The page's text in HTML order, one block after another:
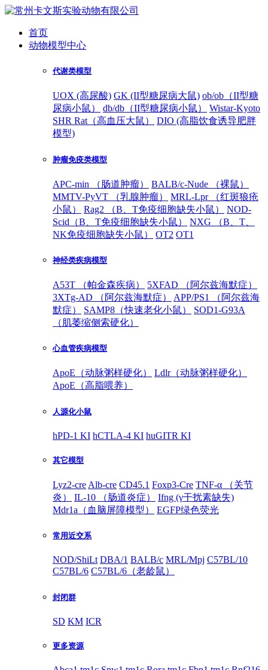
首页
动物模型中心
代谢类模型
UOX (高尿酸) GK (II型糖尿病大鼠) ob/ob（II型糖
尿病小鼠）
db/db（II型糖尿病小鼠）
Wistar-Kyoto
SHR Rat（高血压大鼠）
DIO (高脂饮食诱导肥胖
模型)
肿瘤免疫类模型
APC-min （肠道肿瘤）
BALB/c-Nude （裸鼠）
MMTV-PyVT （乳腺肿瘤）
MRL-Lpr （红斑狼疮
小鼠）
Rag2 （B、T免疫细胞缺失小鼠）
NOD-
Scid（B、T免疫细胞缺失小鼠）
NXG （B、T、
NK免疫细胞缺失小鼠）
OT2 OT1
神经类疾病模型
A53T （帕金森疾病）
5XFAD （阿尔兹海默症）
3XTg-AD （阿尔兹海默症）
APP/PS1 （阿尔兹海
默症）
SAMP8（快速老化小鼠）
SOD1-G93A
（肌萎缩侧索硬化）
心血管疾病模型
ApoE（动脉粥样硬化）
Ldlr（动脉粥样硬化）
ApoE（高脂喂养）
人源化小鼠
hPD-1 KI hCTLA-4 KI huGITR KI
其它模型
Lyz2-cre Alb-cre CD45.1 Foxp3-Cre TNF-α （关节
炎）
IL-10 （肠道炎症）
Ifng (γ干扰素缺失)
Mdr1a（血脑屏障模型）
EGFP绿色荧光
常用近交系
NOD/ShiLt DBA/1 BALB/c MRL/Mpj C57BL/10
C57BL/6 C57BL/6（老龄鼠）
封闭群
SD KM ICR
更多资源